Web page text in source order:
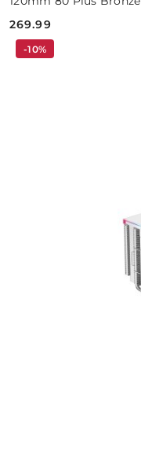
Cena:
269.99
-10%